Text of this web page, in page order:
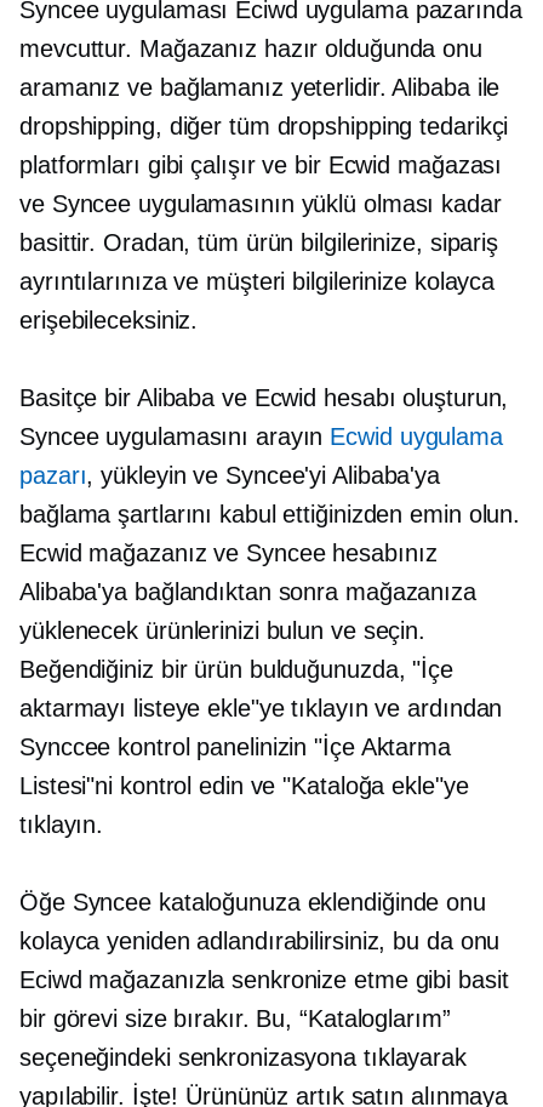
Syncee uygulaması Eciwd uygulama pazarında
mevcuttur. Mağazanız hazır olduğunda onu
aramanız ve bağlamanız yeterlidir. Alibaba ile
dropshipping, diğer tüm dropshipping tedarikçi
platformları gibi çalışır ve bir Ecwid mağazası
ve Syncee uygulamasının yüklü olması kadar
basittir. Oradan, tüm ürün bilgilerinize, sipariş
ayrıntılarınıza ve müşteri bilgilerinize kolayca
erişebileceksiniz.
Basitçe bir Alibaba ve Ecwid hesabı oluşturun,
Syncee uygulamasını arayın Ecwid uygulama
pazarı, yükleyin ve Syncee'yi Alibaba'ya
bağlama şartlarını kabul ettiğinizden emin olun.
Ecwid mağazanız ve Syncee hesabınız
Alibaba'ya bağlandıktan sonra mağazanıza
yüklenecek ürünlerinizi bulun ve seçin.
Beğendiğiniz bir ürün bulduğunuzda, "İçe
aktarmayı listeye ekle"ye tıklayın ve ardından
Synccee kontrol panelinizin "İçe Aktarma
Listesi"ni kontrol edin ve "Kataloğa ekle"ye
tıklayın.
Öğe Syncee kataloğunuza eklendiğinde onu
kolayca yeniden adlandırabilirsiniz, bu da onu
Eciwd mağazanızla senkronize etme gibi basit
bir görevi size bırakır. Bu, “Kataloglarım”
seçeneğindeki senkronizasyona tıklayarak
yapılabilir. İşte! Ürününüz artık satın alınmaya